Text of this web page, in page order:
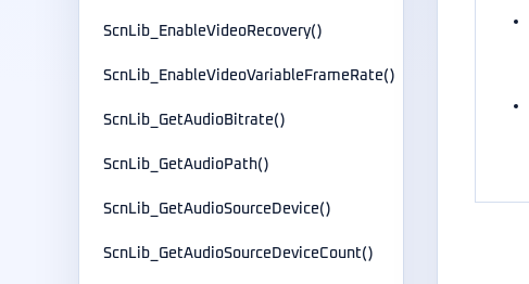
ScnLib_EnableVideoRecovery()
ScnLib_EnableVideoVariableFrameRate()
ScnLib_GetAudioBitrate()
ScnLib_GetAudioPath()
ScnLib_GetAudioSourceDevice()
ScnLib_GetAudioSourceDeviceCount()